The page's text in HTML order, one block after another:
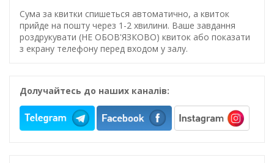
Сума за квитки спишеться автоматично, а квиток
прийде на пошту через 1-2 хвилини. Ваше завдання
роздрукувати (НЕ ОБОВ'ЯЗКОВО) квиток або показати
з екрану телефону перед входом у залу.
Долучайтесь до наших каналів: